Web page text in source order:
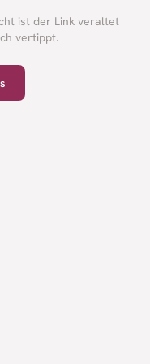
ist der Link veraltet
vertippt.